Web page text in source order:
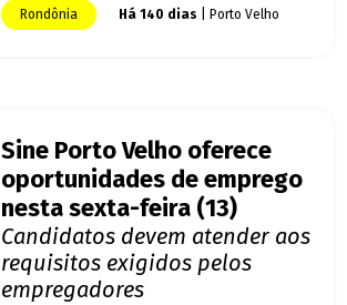
Rondônia Há 140 dias | Porto Velho
Sine Porto Velho oferece
oportunidades de emprego
nesta sexta-feira (13)
Candidatos devem atender aos
requisitos exigidos pelos
empregadores